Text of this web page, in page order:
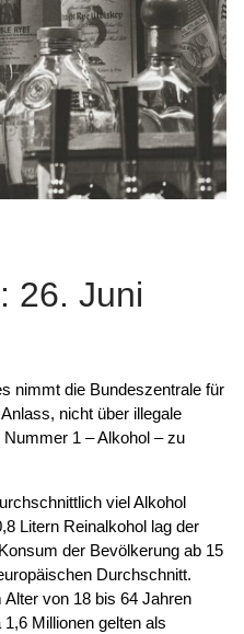
26. Juni
nimmt die Bundeszentrale für
nicht über illegale
1 – Alkohol – zu
viel Alkohol
Litern Reinalkohol lag der
der Bevölkerung ab 15
Durchschnitt.
von 18 bis 64 Jahren
Millionen gelten als